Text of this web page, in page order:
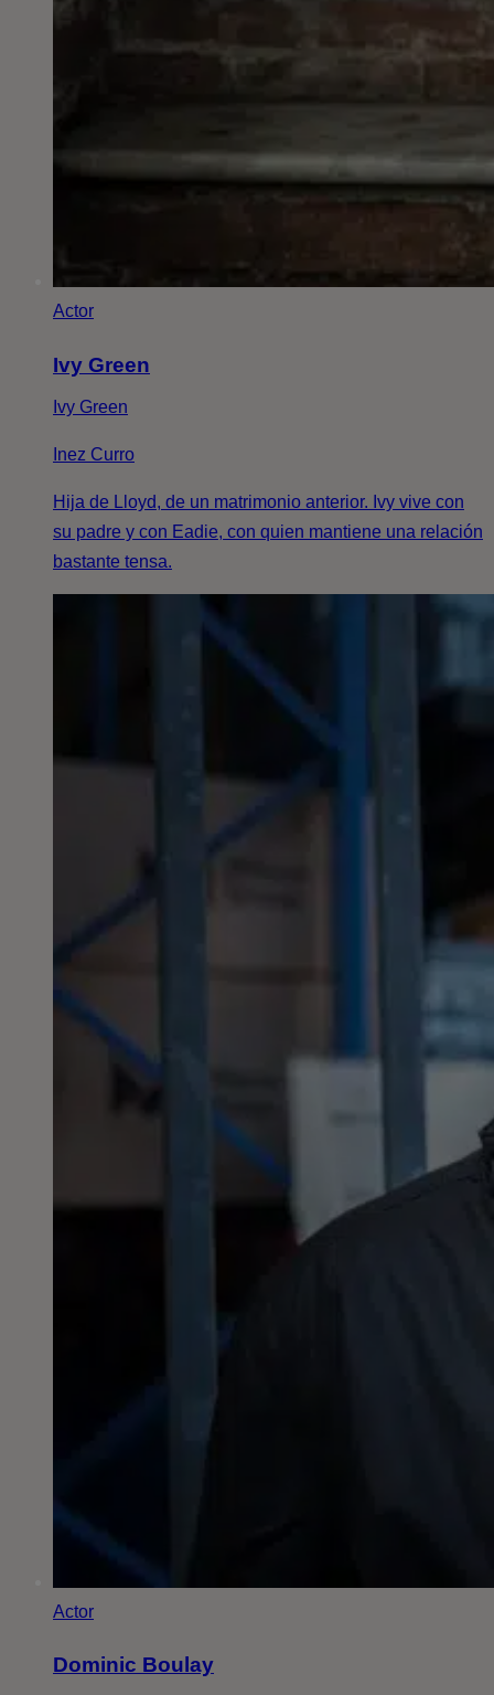
Actor
Ivy Green
Ivy Green
Inez Curro
Hija de Lloyd, de un matrimonio anterior. Ivy vive con
su padre y con Eadie, con quien mantiene una relación
bastante tensa.
Actor
Dominic Boulay